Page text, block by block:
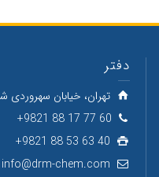
دفتر
تهران، خیابان سهروردی
60 77 17 88 9821+
40 63 53 88 9821+
info@drm-chem.com